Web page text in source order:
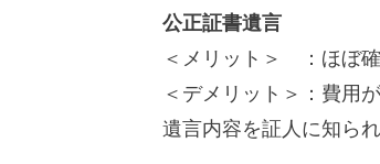
公正証書遺言
＜メリット＞ ：ほぼ
＜デメリット＞：費用
遺言内容を証人に知ら